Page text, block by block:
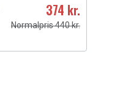
374 kr.
Normalpris 440 kr.